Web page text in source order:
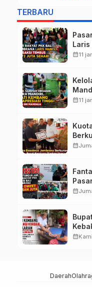
TERBARU
Laris
calendar_month11
calendar_month11
calendar_month
calendar_month
calendar_month
Daerah